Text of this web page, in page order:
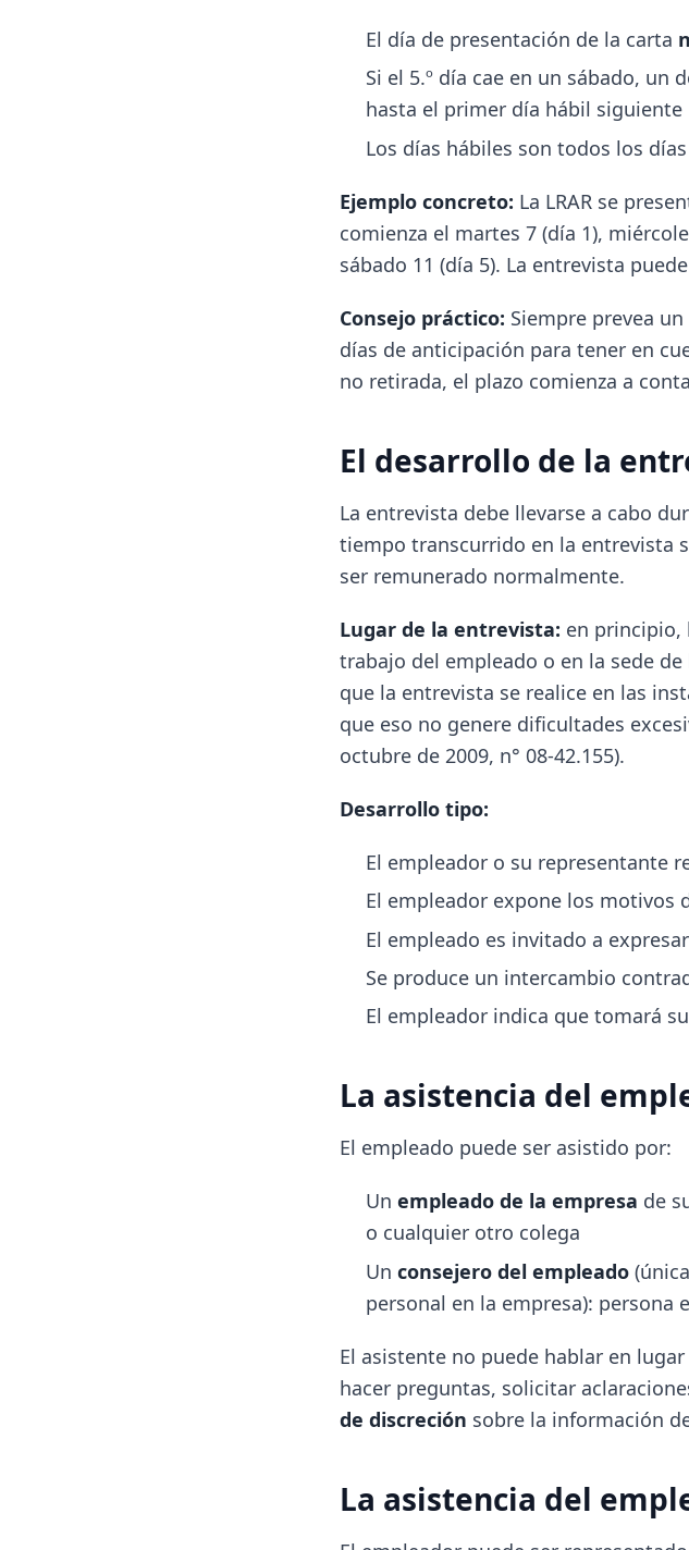
El día de presentación de la carta
Si el 5.º día cae en un sábado,
hasta el primer día hábil siguiente
Los días hábiles son todos los
Ejemplo concreto: La LRAR se
comienza el martes 7 (día 1),
sábado 11 (día 5). La entrevista
Consejo práctico: Siempre prevea
días de anticipación para tener en
no retirada, el plazo comienza a
El desarrollo de la
La entrevista debe llevarse a cabo
tiempo transcurrido en la entrevista
ser remunerado normalmente.
Lugar de la entrevista: en principio,
trabajo del empleado o en la sede
que la entrevista se realice en las
que eso no genere dificultades
octubre de 2009, n° 08-42.155).
Desarrollo tipo:
El empleador o su representante
El empleador expone los motivos
El empleado es invitado a
Se produce un intercambio
El empleador indica que tomará
La asistencia del
El empleado puede ser asistido por:
Un empleado de la empresa de
o cualquier otro colega
Un consejero del empleado
personal en la empresa):
El asistente no puede hablar en
hacer preguntas, solicitar
de discreción sobre la información
La asistencia del